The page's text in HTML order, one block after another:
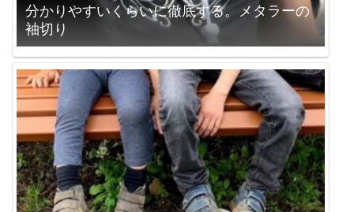
分かりやすいくらいに徹底する。メタラーの
袖切り